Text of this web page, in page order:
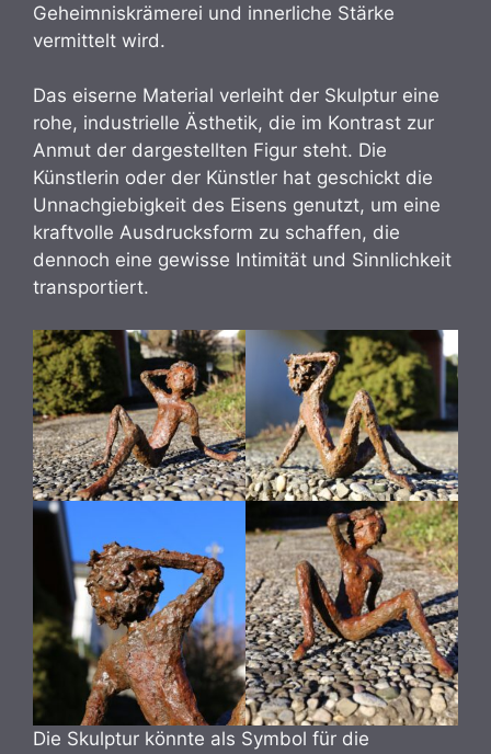
Geheimniskrämerei und innerliche Stärke
vermittelt wird.
Das eiserne Material verleiht der Skulptur eine
rohe, industrielle Ästhetik, die im Kontrast zur
Anmut der dargestellten Figur steht. Die
Künstlerin oder der Künstler hat geschickt die
Unnachgiebigkeit des Eisens genutzt, um eine
kraftvolle Ausdrucksform zu schaffen, die
dennoch eine gewisse Intimität und Sinnlichkeit
transportiert.
Die Skulptur könnte als Symbol für die